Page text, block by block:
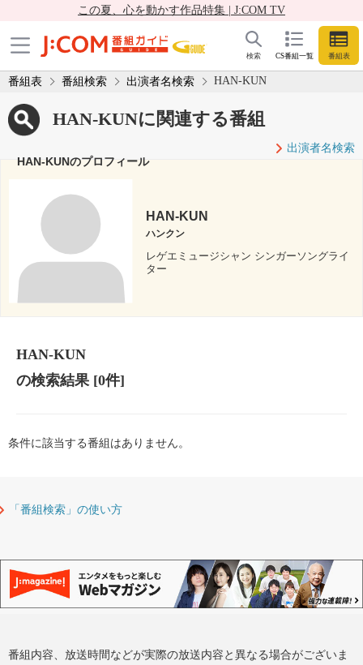
この夏、心を動かす作品特集 | J:COM TV
CS番組一覧 番組表
検索
番組表 番組検索 出演者名検索 HAN-KUN
HAN-KUNに関連する番組
出演者名検索
HAN-KUNのプロフィール
HAN-KUN
ハンクン
レゲエミュージシャン シンガーソングライ
ター
HAN-KUN
の検索結果[0件]
条件に該当する番組はありません。
「番組検索」の使い方
番組内容、放送時間などが実際の放送内容と異なる場合がございま